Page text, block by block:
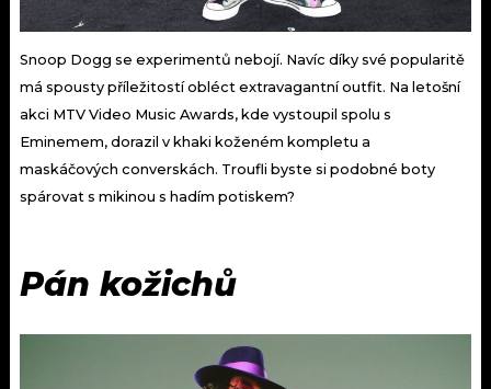
Snoop Dogg se experimentů nebojí. Navíc díky své popularitě
má spousty příležitostí obléct extravagantní outfit. Na letošní
akci MTV Video Music Awards, kde vystoupil spolu s
Eminemem, dorazil v khaki koženém kompletu a
maskáčových converskách. Troufli byste si podobné boty
spárovat s mikinou s hadím potiskem?
Pán kožichů